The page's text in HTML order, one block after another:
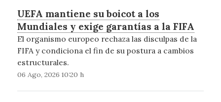
UEFA mantiene su boicot a los
Mundiales y exige garantías a la FIFA
El organismo europeo rechaza las disculpas de la
FIFA y condiciona el fin de su postura a cambios
estructurales.
06 Ago, 2026 10:20 h